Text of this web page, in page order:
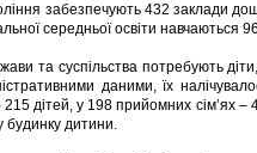
забезпечують 432 заклади
середньої освіти навчаються
та суспільства потребують
даними, їх
215 дітей, у 198 прийомних сім’ях
будинку дитини.